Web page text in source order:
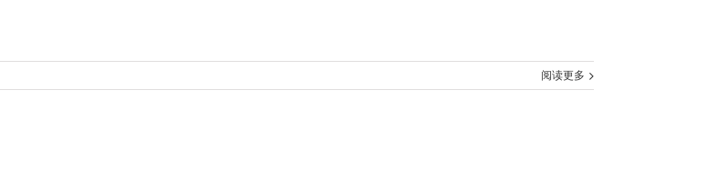
阅读更多